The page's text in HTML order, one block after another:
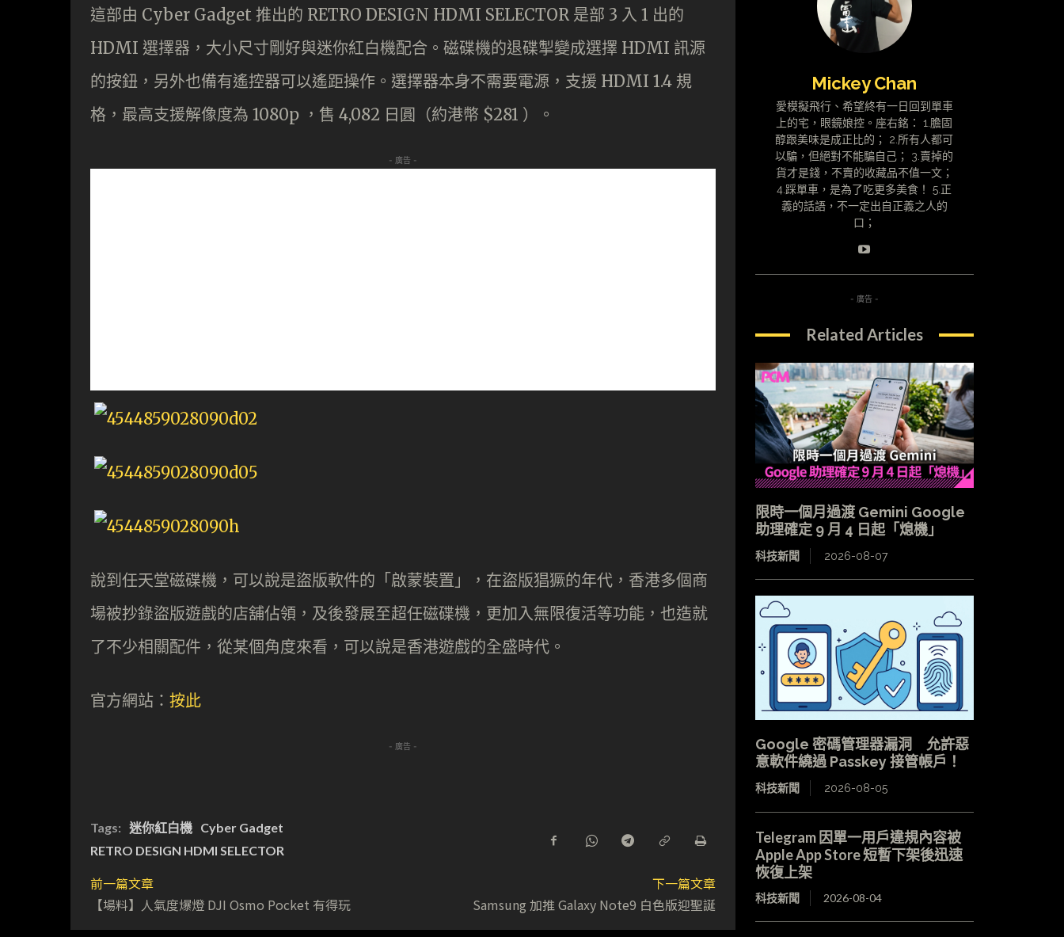
這部由 Cyber Gadget 推出的 RETRO DESIGN HDMI SELECTOR 是部 3 入 1 出的
HDMI 選擇器，大小尺寸剛好與迷你紅白機配合。磁碟機的退碟掣變成選擇 HDMI 訊源
的按鈕，另外也備有遙控器可以遙距操作。選擇器本身不需要電源，支援 HDMI 1.4 規
格，最高支援解像度為 1080p ，售 4,082 日圓（約港幣 $281 ）。
- 廣告 -
說到任天堂磁碟機，可以說是盜版軟件的「啟蒙裝置」，在盜版猖獗的年代，香港多個商
場被抄錄盜版遊戲的店舖佔領，及後發展至超任磁碟機，更加入無限復活等功能，也造就
了不少相關配件，從某個角度來看，可以說是香港遊戲的全盛時代。
官方網站： 按此
- 廣告 -
Tags: 迷你紅白機 Cyber Gadget
RETRO DESIGN HDMI SELECTOR
前一篇文章
【場料】人氣度爆燈 DJI Osmo Pocket 有得玩
下一篇文章
Samsung 加推 Galaxy Note9 白色版迎聖誕
Mickey Chan
愛模擬飛行、希望終有一日回到單車
上的宅，眼鏡娘控。座右銘： 1.膽固
醇跟美味是成正比的； 2.所有人都可
以騙，但絕對不能騙自己； 3.賣掉的
貨才是錢，不賣的收藏品不值一文；
4.踩單車，是為了吃更多美食！ 5.正
義的話語，不一定出自正義之人的
口；
- 廣告 -
Related Articles
限時一個月過渡 Gemini Google
助理確定 9 月 4 日起「熄機」
科技新聞 2026-08-07
Google 密碼管理器漏洞 允許惡
意軟件繞過 Passkey 接管帳戶！
科技新聞 2026-08-05
Telegram 因單一用戶違規內容被
Apple App Store 短暫下架後迅速
恢復上架
科技新聞 2026-08-04